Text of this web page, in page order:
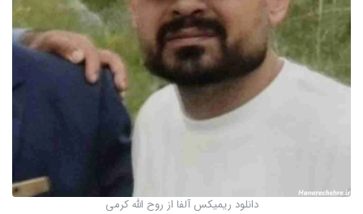
دانلود ریمیکس آلفا از روح الله کرمی